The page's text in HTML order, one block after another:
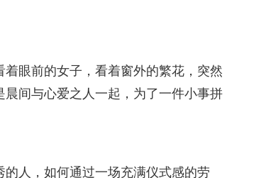
眼前的女子，看着窗外的繁花，突然
间与心爱之人一起，为了一件小事拼
人，如何通过一场充满仪式感的劳